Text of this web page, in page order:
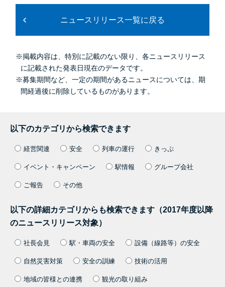
ニュースリリース一覧に戻る
※掲載内容は、特別に記載のない限り、各ニュースリリース
に記載された発表日現在のデータです。
※募集期間など、一定の期間があるニュースについては、期
間経過後に削除しているものがあります。
以下のカテゴリから検索できます
経営関連 安全 列車の運行 きっぷ
イベント・キャンペーン 駅情報 グループ会社
ご報告 その他
以下の詳細カテゴリからも検索できます（2017年度以降
のニュースリリース対象）
社長会見 駅・車両の安全 設備（線路等）の安全
自然災害対策 安全の訓練 技術の活用
地域の皆様との連携 観光の取り組み